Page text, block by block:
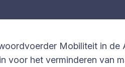
Mobiliteit in de
voor het verminderen van